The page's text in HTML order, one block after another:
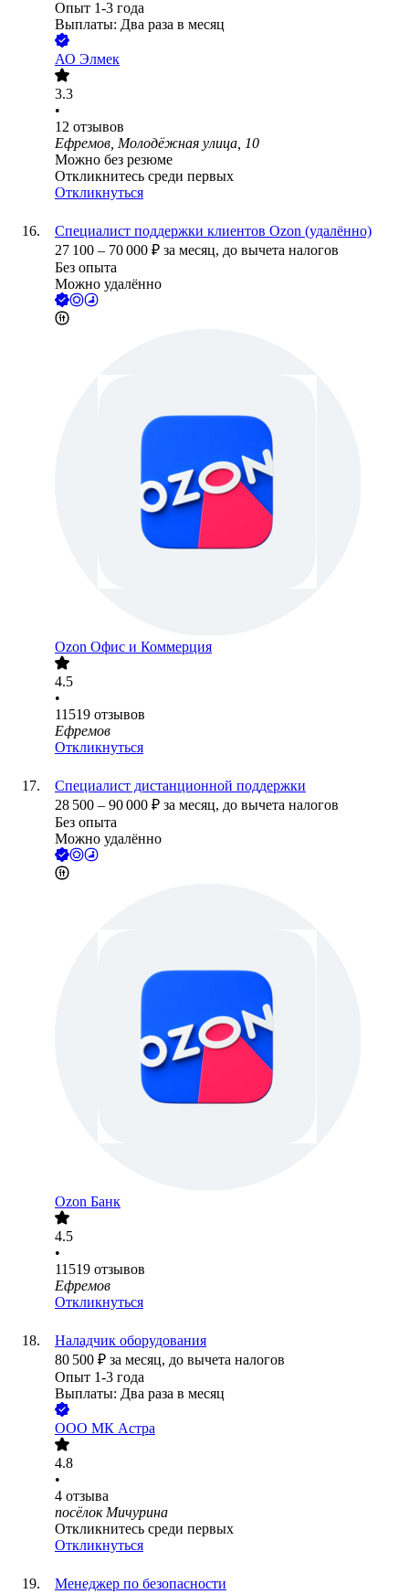
Опыт 1-3 года
Выплаты: Два раза в месяц
АО Элмек
3.3
•
12 отзывов
Ефремов, Молодёжная улица, 10
Можно без резюме
Откликнитесь среди первых
Откликнуться
Специалист поддержки клиентов Ozon (удалённо)
27 100 – 70 000 ₽ за месяц, до вычета налогов
Без опыта
Можно удалённо
Ozon Офис и Коммерция
4.5
•
11519 отзывов
Ефремов
Откликнуться
Специалист дистанционной поддержки
28 500 – 90 000 ₽ за месяц, до вычета налогов
Без опыта
Можно удалённо
Ozon Банк
4.5
•
11519 отзывов
Ефремов
Откликнуться
Наладчик оборудования
80 500 ₽ за месяц, до вычета налогов
Опыт 1-3 года
Выплаты: Два раза в месяц
ООО МК Астра
4.8
•
4 отзыва
посёлок Мичурина
Откликнитесь среди первых
Откликнуться
Менеджер по безопасности